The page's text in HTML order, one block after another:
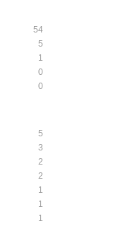
54
5
1
0
0
5
3
2
2
1
1
1